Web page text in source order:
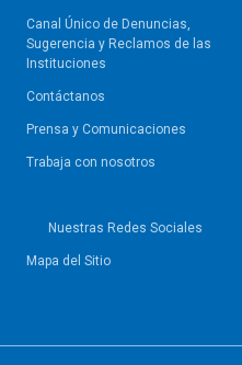
Canal Único de Denuncias,
Sugerencia y Reclamos de las
Instituciones
Contáctanos
Prensa y Comunicaciones
Trabaja con nosotros
Nuestras Redes Sociales
Mapa del Sitio